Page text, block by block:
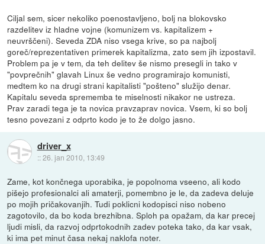
Ciljal sem, sicer nekoliko poenostavljeno, bolj na blokovsko
razdelitev iz hladne vojne (komunizem vs. kapitalizem +
neuvrščeni). Seveda ZDA niso vsega krive, so pa najbolj
goreč/reprezentativen primerek kapitalizma, zato sem jih izpostavil.
Problem pa je v tem, da teh delitev še nismo presegli in tako v
"povprečnih" glavah Linux še vedno programirajo komunisti,
medtem ko na drugi strani kapitalisti "pošteno" služijo denar.
Kapitalu seveda sprememba te miselnosti nikakor ne ustreza.
Prav zaradi tega je ta novica pravzaprav novica. Vsem, ki so bolj
tesno povezani z odprto kodo je to že dolgo jasno.
driver_x
::26. jan 2010, 13:49
Zame, kot končnega uporabika, je popolnoma vseeno, ali kodo
pišejo profesionalci ali amaterji, pomembno je le, da zadeva deluje
po mojih pričakovanjih. Tudi poklicni kodopisci niso nobeno
zagotovilo, da bo koda brezhibna. Sploh pa opažam, da kar precej
ljudi misli, da razvoj odprtokodnih zadev poteka tako, da kar vsak,
ki ima pet minut časa nekaj naklofa noter.